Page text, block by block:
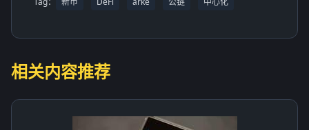
相关内容推荐